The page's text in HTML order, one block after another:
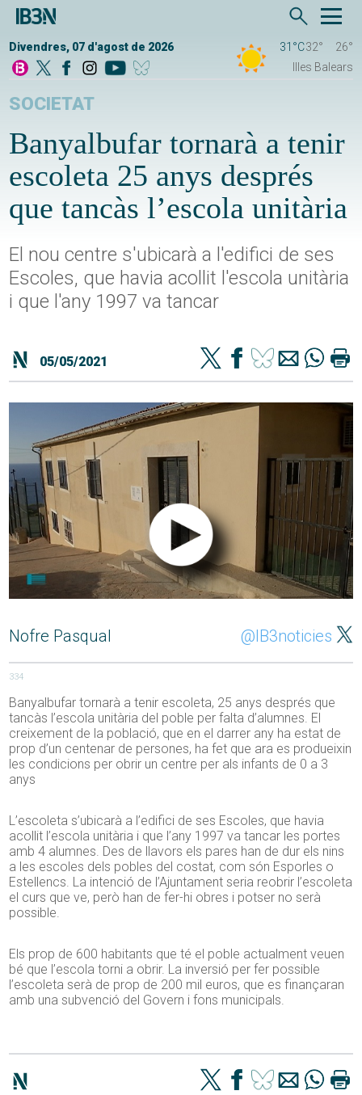
Divendres, 07 d'agost de 2026 31°C32°
26°
Illes Balears
SOCIETAT
Banyalbufar tornarà a tenir
escoleta 25 anys després
que tancàs l’escola unitària
El nou centre s'ubicarà a l'edifici de ses
Escoles, que havia acollit l'escola unitària
i que l'any 1997 va tancar
05/05/2021
Nofre Pasqual @IB3noticies
334
Banyalbufar tornarà a tenir escoleta, 25 anys després que
tancàs l’escola unitària del poble per falta d’alumnes. El
creixement de la població, que en el darrer any ha estat de
prop d’un centenar de persones, ha fet que ara es produeixin
les condicions per obrir un centre per als infants de 0 a 3
anys
L’escoleta s’ubicarà a l’edifici de ses Escoles, que havia
acollit l’escola unitària i que l’any 1997 va tancar les portes
amb 4 alumnes. Des de llavors els pares han de dur els nins
a les escoles dels pobles del costat, com són Esporles o
Estellencs. La intenció de l’Ajuntament seria reobrir l’escoleta
el curs que ve, però han de fer-hi obres i potser no serà
possible.
Els prop de 600 habitants que té el poble actualment veuen
bé que l’escola torni a obrir. La inversió per fer possible
l’escoleta serà de prop de 200 mil euros, que es finançaran
amb una subvenció del Govern i fons municipals.